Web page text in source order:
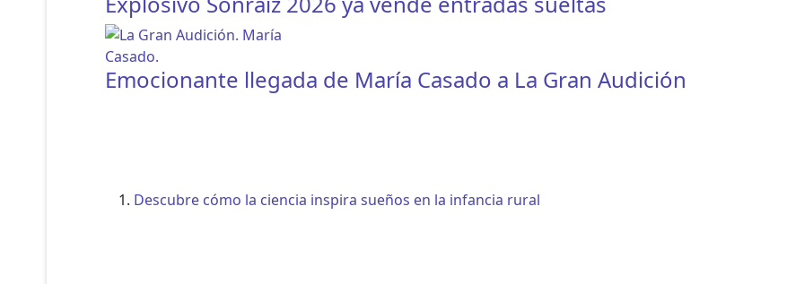
Emocionante llegada de María Casado a La Gran Audición
Descubre cómo la ciencia inspira sueños en la infancia rural